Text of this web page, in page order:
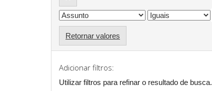
Retornar valores
Adicionar filtros:
Utilizar filtros para refinar o resultado de busca.